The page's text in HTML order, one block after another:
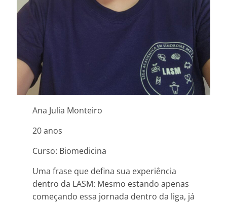
Ana Julia Monteiro
20 anos
Curso: Biomedicina
Uma frase que defina sua experiência
dentro da LASM: Mesmo estando apenas
começando essa jornada dentro da liga, já